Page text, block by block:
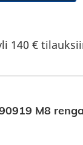
140 €
M8